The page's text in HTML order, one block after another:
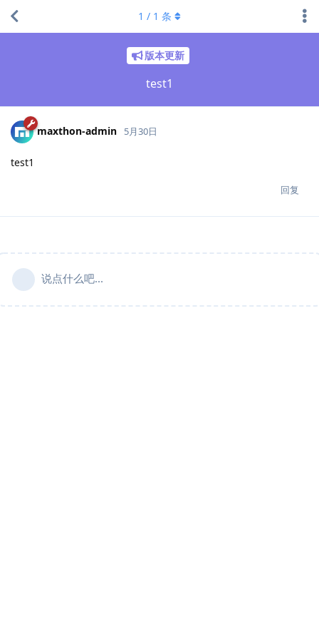
版本更新
test1
1 / 1 条
maxthon-admin 5月30日
test1
回复
说点什么吧...